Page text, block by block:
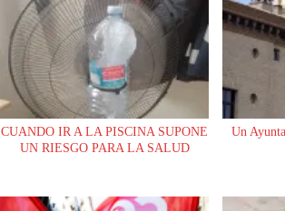
r
CUANDO IR A LA PISCINA SUPONE
UN RIESGO PARA LA SALUD
Un